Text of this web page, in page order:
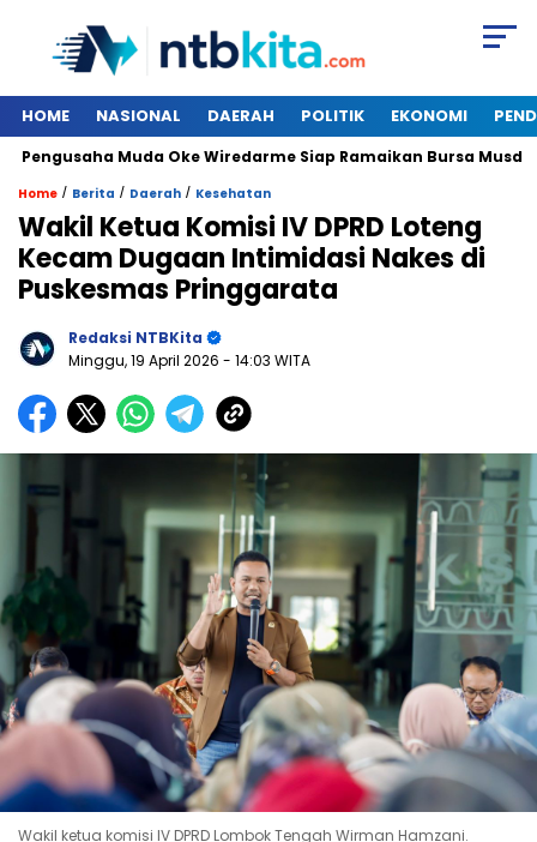
HOME NASIONAL DAERAH POLITIK EKONOMI
Muda Oke Wiredarme Siap Ramaikan Bursa Musda
Home / Berita / Daerah / Kesehatan
Wakil Ketua Komisi IV DPRD Loteng
Kecam Dugaan Intimidasi Nakes di
Puskesmas Pringgarata
Redaksi NTBKita
Minggu, 19 April 2026 - 14:03 WITA
Wakil ketua komisi IV DPRD Lombok Tengah Wirman Hamzani.